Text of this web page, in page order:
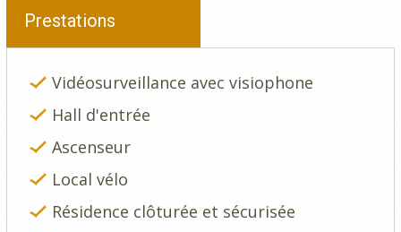
Prestations
Vidéosurveillance avec visiophone
Hall d'entrée
Ascenseur
Local vélo
Résidence clôturée et sécurisée